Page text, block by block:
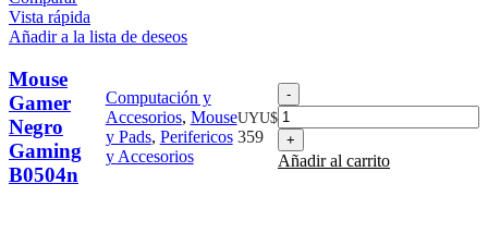
Vista rápida
Añadir a la lista de deseos
Mouse
Gamer
Negro
Gaming
B0504n
Computación y
Accesorios, Mouse
y Pads, Perifericos
y Accesorios
UYU$
359
Mouse
Gamer
Negro
Gaming
B0504n
Añadir al carrito